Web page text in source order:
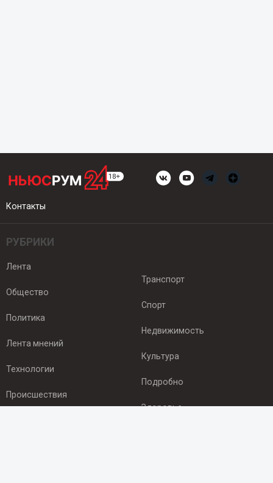
Контакты
РУБРИКИ
Лента
Общество
Политика
Лента мнений
Технологии
Происшествия
Транспорт
Спорт
Недвижимость
Культура
Подробно
Здоровье